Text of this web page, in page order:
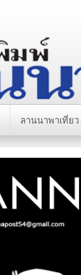
ลานนาพาเที่ยว